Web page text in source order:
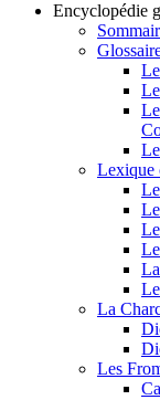
Encyclopédie
Lexique
La
Les